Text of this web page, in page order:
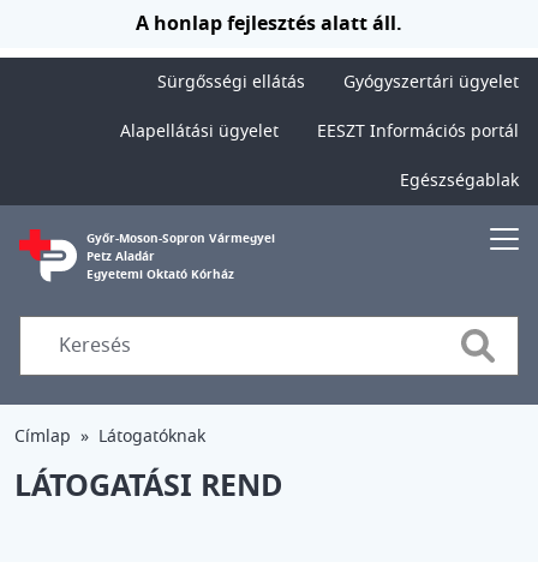
Ugrás a tartalomraA honlap fejlesztés alatt áll.
Sürgősségi ellátás
Gyógyszertári ügyelet
Alapellátási ügyelet
EESZT Információs portál
Egészségablak
Győr-Moson-Sopron Vármegyei
Petz Aladár
Egyetemi Oktató Kórház
Search
Címlap Látogatóknak
LÁTOGATÁSI REND